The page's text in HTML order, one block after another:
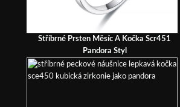
Stříbrné Prsten Měsíc A Kočka Scr451
Pandora Styl